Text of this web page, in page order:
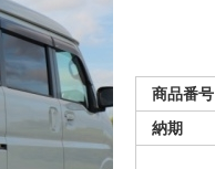
商品番号
納期